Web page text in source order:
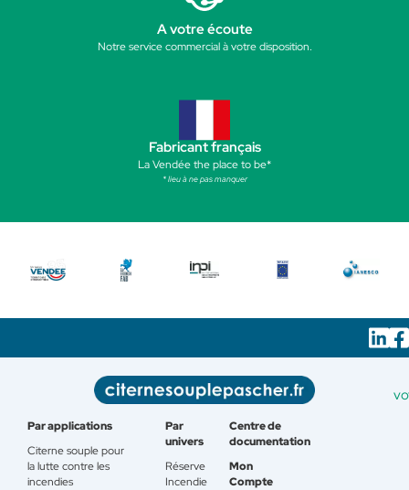
A votre écoute
Notre service commercial à votre disposition.
Fabricant français
La Vendée the place to be*
* lieu à ne pas manquer
Par applications
Citerne souple pour
la lutte contre les
incendies
Par
univers
Réserve
Incendie
Centre de
documentation
Mon
Compte